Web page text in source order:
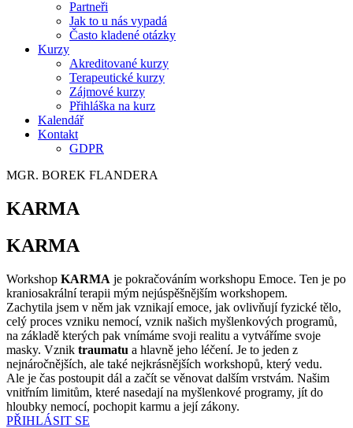
Partneři
Jak to u nás vypadá
Často kladené otázky
Kurzy
Akreditované kurzy
Terapeutické kurzy
Zájmové kurzy
Přihláška na kurz
Kalendář
Kontakt
GDPR
MGR. BOREK FLANDERA
KARMA
KARMA
Workshop KARMA je pokračováním workshopu Emoce. Ten je po
kraniosakrální terapii mým nejúspěšnějším workshopem.
Zachytila jsem v něm jak vznikají emoce, jak ovlivňují fyzické tělo,
celý proces vzniku nemocí, vznik našich myšlenkových programů,
na základě kterých pak vnímáme svoji realitu a vytváříme svoje
masky. Vznik traumatu a hlavně jeho léčení. Je to jeden z
nejnáročnějších, ale také nejkrásnějších workshopů, který vedu.
Ale je čas postoupit dál a začít se věnovat dalším vrstvám. Našim
vnitřním limitům, které nasedají na myšlenkové programy, jít do
hloubky nemocí, pochopit karmu a její zákony.
PŘIHLÁSIT SE